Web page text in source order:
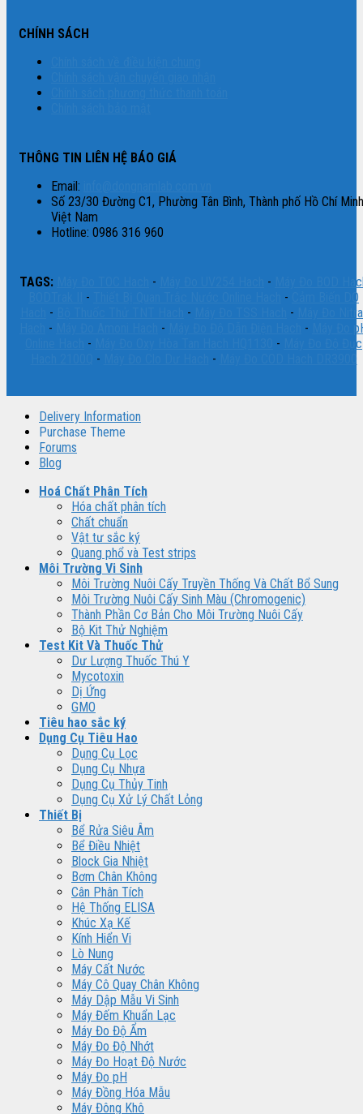
CHÍNH SÁCH
THÔNG TIN LIÊN HỆ BÁO GIÁ
Email:
Số 23/30 Đường C1, Phường Tân Bình, Thành phố Hồ Chí
Việt Nam
Hotline: 0986 316 960
TAGS: - -
Máy Đo BOD
- -
Cảm Biến DO
- - -
Máy Đo
- - -
Máy Đo
- -
Máy Đo Độ Đục
- -
Delivery Information
Purchase Theme
Forums
Blog
Hoá Chất Phân Tích
Hóa chất phân tích
Chất chuẩn
Vật tư sắc ký
Quang phổ và Test strips
Môi Trường Vi Sinh
Môi Trường Nuôi Cấy Truyền Thống Và Chất Bổ Sung
Môi Trường Nuôi Cấy Sinh Màu (Chromogenic)
Thành Phần Cơ Bản Cho Môi Trường Nuôi Cấy
Bộ Kit Thử Nghiệm
Test Kit Và Thuốc Thử
Dư Lượng Thuốc Thú Y
Mycotoxin
Dị Ứng
GMO
Tiêu hao sắc ký
Dụng Cụ Tiêu Hao
Dụng Cụ Lọc
Dụng Cụ Nhựa
Dụng Cụ Thủy Tinh
Dụng Cụ Xử Lý Chất Lỏng
Thiết Bị
Bể Rửa Siêu Âm
Bể Điều Nhiệt
Block Gia Nhiệt
Bơm Chân Không
Cân Phân Tích
Hệ Thống ELISA
Khúc Xạ Kế
Kính Hiển Vi
Lò Nung
Máy Cất Nước
Máy Cô Quay Chân Không
Máy Dập Mẫu Vi Sinh
Máy Đếm Khuẩn Lạc
Máy Đo Độ Ẩm
Máy Đo Độ Nhớt
Máy Đo Hoạt Độ Nước
Máy Đo pH
Máy Đồng Hóa Mẫu
Máy Đông Khô